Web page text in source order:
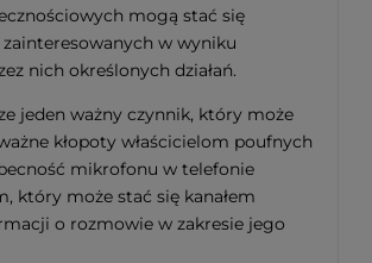
mogą stać się
w wyniku
nich określonych działań.
jeden ważny czynnik, który może
kłopoty właścicielom poufnych
mikrofonu w telefonie
który może stać się kanałem
o rozmowie w zakresie jego